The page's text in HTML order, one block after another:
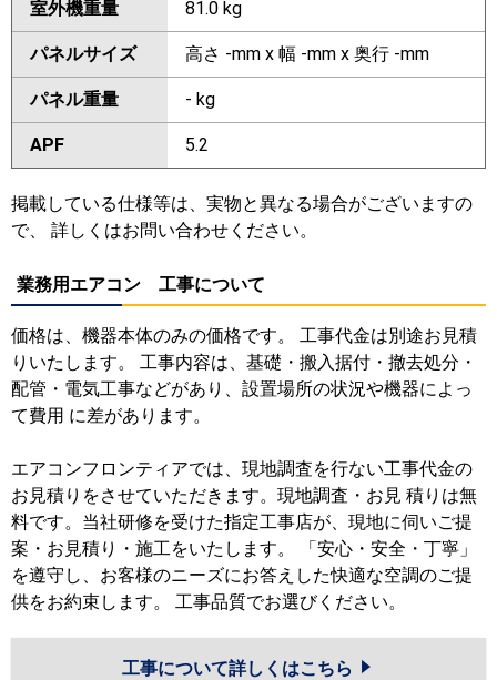
室外機重量 81.0 kg
パネルサイズ 高さ -mm x 幅 -mm x 奥行 -mm
パネル重量 - kg
APF 5.2
掲載している仕様等は、実物と異なる場合がございますの
で、 詳しくはお問い合わせください。
業務用エアコン 工事について
価格は、機器本体のみの価格です。 工事代金は別途お見積
りいたします。 工事内容は、基礎・搬入据付・撤去処分・
配管・電気工事などがあり、設置場所の状況や機器によっ
て費用 に差があります。
エアコンフロンティアでは、現地調査を行ない工事代金の
お見積りをさせていただきます。現地調査・お見 積りは無
料です。当社研修を受けた指定工事店が、現地に伺いご提
案・お見積り・施工をいたします。 「安心・安全・丁寧」
を遵守し、お客様のニーズにお答えした快適な空調のご提
供をお約束します。 工事品質でお選びください。
工事について詳しくはこちら